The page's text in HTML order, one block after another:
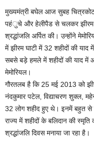
मुख्यमंत्री बघेल आज सुबह चित्रकोट
पहंुचे और हेलीपैड से चलकर झीरम
श्रद्धांजलि अर्पित की। उन्होंने
में झीरम घाटी में 32 शहीदों की याद
सबसे बड़े हमले में शहीदों की याद में
मेमोरियल।
गौरतलब है कि 25 मई 2013 को
नंदकुमार पटेल, विद्याचरण शुक्ल,
32 लोग शहीद हुए थे। इनमें बहुत से
राज्य में शहीदों के बलिदान की
श्रद्धांजलि दिवस मनाया जा रहा है।